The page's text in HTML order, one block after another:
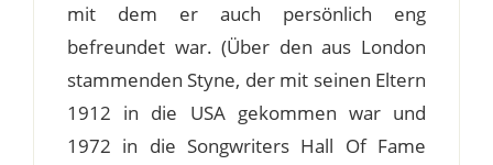
mit dem er auch persönlich eng
befreundet war. (Über den aus London
stammenden Styne, der mit seinen Eltern
1912 in die USA gekommen war und
1972 in die Songwriters Hall Of Fame